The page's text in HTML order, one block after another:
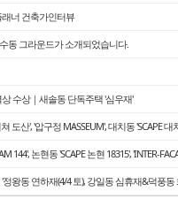
너 건축가인터뷰
동 그라운드가 소개되었습니다.
수상｜새솔동 단독주택 '심우재'
도산', '압구정 MASSEUM', 대치동 'SCAPE 대
144', 논현동 'SCAPE 논현 18315', 'INTER-
왕동 연하재(4/4 토), 강일동 심휴재&덕풍동